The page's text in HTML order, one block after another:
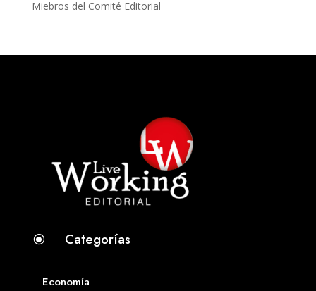
Miebros del Comité Editorial
\ Categorías
Economía